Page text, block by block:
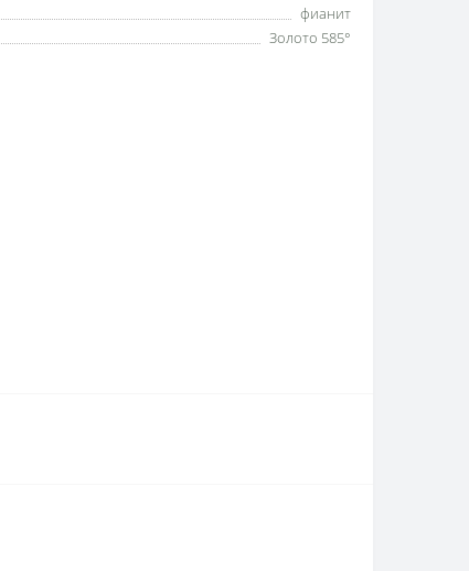
фианит
Золото 585°